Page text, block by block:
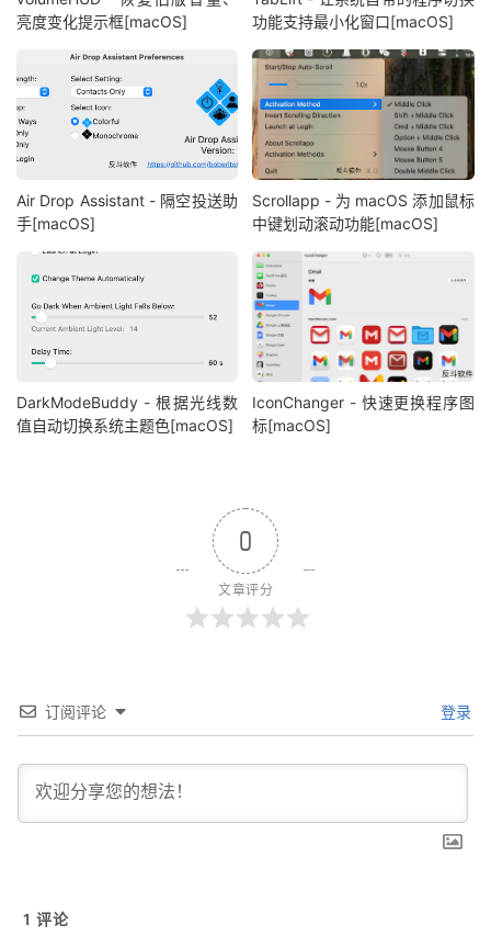
亮度变化提示框[macOS]
功能支持最小化窗口[macOS]
Air Drop Assistant - 隔空投送助
手[macOS]
Scrollapp - 为 macOS 添加鼠标
中键划动滚动功能[macOS]
DarkModeBuddy - 根据光线数
值自动切换系统主题色[macOS]
IconChanger - 快速更换程序图
标[macOS]
0
文章评分
订阅评论 登录
1 评论